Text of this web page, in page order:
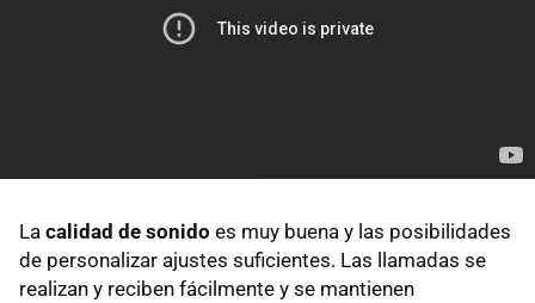
La calidad de sonido es muy buena y las posibilidades
de personalizar ajustes suficientes. Las llamadas se
realizan y reciben fácilmente y se mantienen